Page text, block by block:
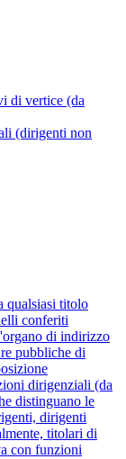
di vertice (da
(dirigenti non
qualsiasi titolo
conferiti
di indirizzo
pubbliche di
dirigenziali (da
distinguano le
dirigenti
titolari di
con funzioni